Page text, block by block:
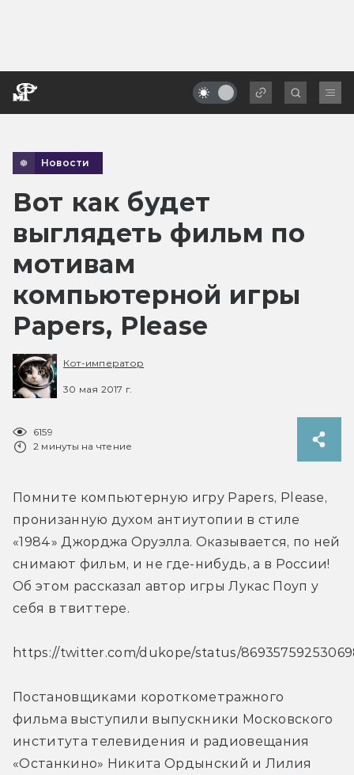
Новости
Вот как будет
выглядеть фильм по
мотивам
компьютерной игры
Papers, Please
Кот-император
30 мая 2017 г.
6159
2 минуты на чтение
Помните компьютерную игру Papers, Please,
пронизанную духом антиутопии в стиле
«1984» Джорджа Оруэлла. Оказывается, по ней
снимают фильм, и не где-нибудь, а в России!
Об этом рассказал автор игры Лукас Поуп у
себя в твиттере.
https://twitter.com/dukope/status/
Постановщиками короткометражного
фильма выступили выпускники Московского
института телевидения и радиовещания
«Останкино» Никита Ордынский и Лилия